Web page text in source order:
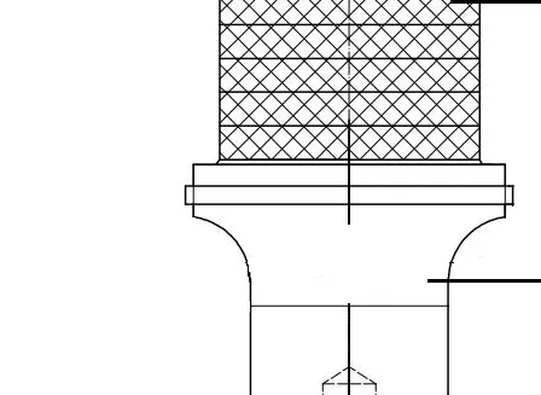
La aplicación de la ultrasónica en la industria de la costura refleja